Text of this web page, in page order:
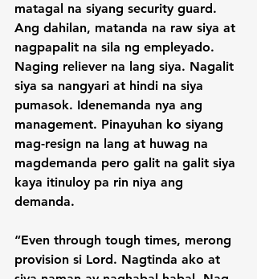
matagal na siyang security guard.
Ang dahilan, matanda na raw siya at
nagpapalit na sila ng empleyado.
Naging reliever na lang siya. Nagalit
siya sa nangyari at hindi na siya
pumasok. Idenemanda nya ang
management. Pinayuhan ko siyang
mag-resign na lang at huwag na
magdemanda pero galit na galit siya
kaya itinuloy pa rin niya ang
demanda.
“Even through tough times, merong
provision si Lord. Nagtinda ako at